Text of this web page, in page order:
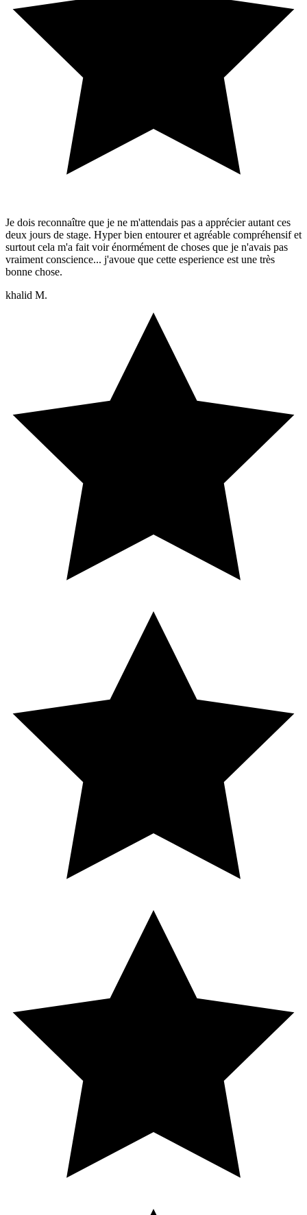
Je dois reconnaître que je ne m'attendais pas a apprécier autant ces
deux jours de stage. Hyper bien entourer et agréable compréhensif et
surtout cela m'a fait voir énormément de choses que je n'avais pas
vraiment conscience... j'avoue que cette esperience est une très
bonne chose.
khalid M.